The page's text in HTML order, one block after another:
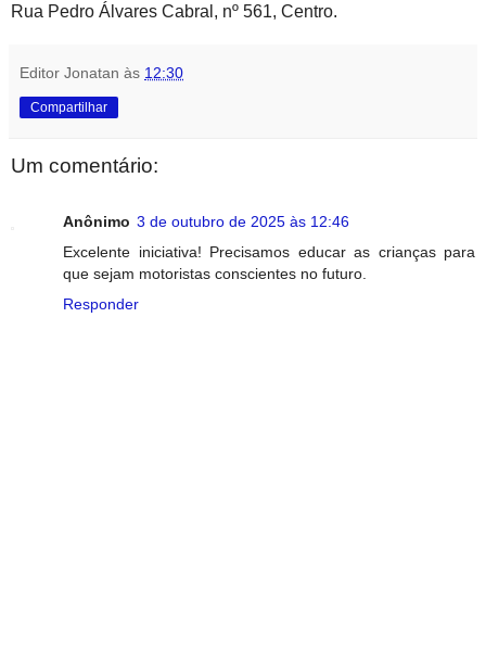
Rua Pedro Álvares Cabral, nº 561, Centro.
Editor Jonatan às 12:30
Compartilhar
Um comentário:
Anônimo 3 de outubro de 2025 às 12:46
Excelente iniciativa! Precisamos educar as crianças para
que sejam motoristas conscientes no futuro.
Responder